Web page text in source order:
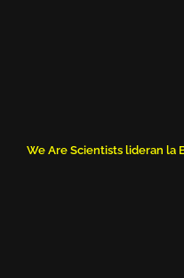
We Are Scientists lideran la